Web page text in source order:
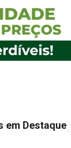
em Destaque